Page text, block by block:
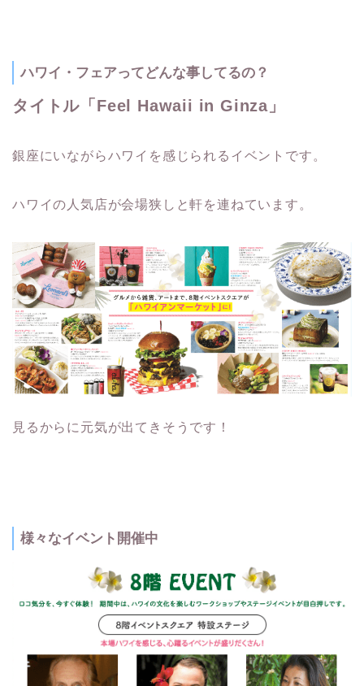
ハワイ・フェアってどんな事してるの？
タイトル「Feel Hawaii in Ginza」
銀座にいながらハワイを感じられるイベントです。
ハワイの人気店が会場狭しと軒を連ねています。
見るからに元気が出てきそうです！
様々なイベント開催中